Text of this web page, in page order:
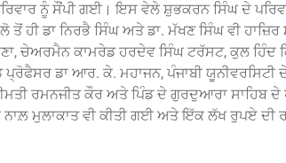
ਨੂੰ ਸੌਂਪੀ ਗਈ। ਇਸ ਵੇਲੇ ਸ਼ੁਭਕਰਨ ਸਿੰਘ ਦੇ
ਹੀ ਡਾ ਨਿਰਭੈ ਸਿੰਘ ਅਤੇ ਡਾ. ਮੱਖਣ ਸਿੰਘ ਵੀ
ਚੇਅਰਮੈਨ ਕਾਮਰੇਡ ਹਰਦੇਵ ਸਿੰਘ ਟਰੱਸਟ, ਕੁਲ ਹਿੰਦ
ਡਾ ਆਰ. ਕੇ. ਮਹਾਜਨ, ਪੰਜਾਬੀ ਯੂਨੀਵਰਸਿਟੀ
ਰਮਨਜੀਤ ਕੌਰ ਅਤੇ ਪਿੰਡ ਦੇ ਗੁਰਦੁਆਰਾ ਸਾਹਿਬ ਦੇ
ਮੁਲਾਕਾਤ ਵੀ ਕੀਤੀ ਗਈ ਅਤੇ ਇੱਕ ਲੱਖ ਰੁਪਏ ਦੀ